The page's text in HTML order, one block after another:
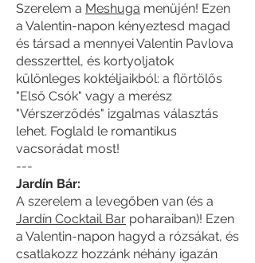
Szerelem a Meshuga menüjén! Ezen
a Valentin-napon kényeztesd magad
és társad a mennyei Valentin Pavlova
desszerttel, és kortyoljatok
különleges koktéljaikból: a flörtölős
"Első Csók" vagy a merész
"Vérszerződés" izgalmas választás
lehet. Foglald le romantikus
vacsorádat most!
​---
​Jardín Bár:
A szerelem a levegőben van (és a
Jardín Cocktail Bar poharaiban)! Ezen
a Valentin-napon hagyd a rózsákat, és
csatlakozz hozzánk néhány igazán